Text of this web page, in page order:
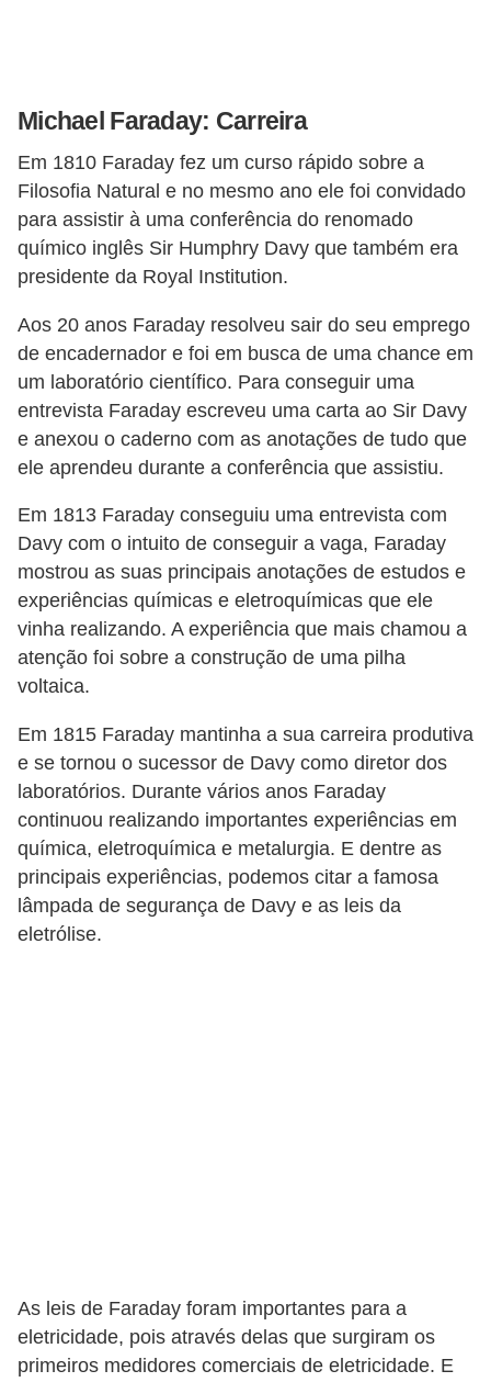
Michael Faraday: Carreira
Em 1810 Faraday fez um curso rápido sobre a
Filosofia Natural e no mesmo ano ele foi convidado
para assistir à uma conferência do renomado
químico inglês Sir Humphry Davy que também era
presidente da Royal Institution.
Aos 20 anos Faraday resolveu sair do seu emprego
de encadernador e foi em busca de uma chance em
um laboratório científico. Para conseguir uma
entrevista Faraday escreveu uma carta ao Sir Davy
e anexou o caderno com as anotações de tudo que
ele aprendeu durante a conferência que assistiu.
Em 1813 Faraday conseguiu uma entrevista com
Davy com o intuito de conseguir a vaga, Faraday
mostrou as suas principais anotações de estudos e
experiências químicas e eletroquímicas que ele
vinha realizando. A experiência que mais chamou a
atenção foi sobre a construção de uma pilha
voltaica.
Em 1815 Faraday mantinha a sua carreira produtiva
e se tornou o sucessor de Davy como diretor dos
laboratórios. Durante vários anos Faraday
continuou realizando importantes experiências em
química, eletroquímica e metalurgia. E dentre as
principais experiências, podemos citar a famosa
lâmpada de segurança de Davy e as leis da
eletrólise.
As leis de Faraday foram importantes para a
eletricidade, pois através delas que surgiram os
primeiros medidores comerciais de eletricidade. E
r
s
o
s
d
e
l
é
t
r
a
e
m
v
í
d
e
o
F
a
ç
a
E
l
e